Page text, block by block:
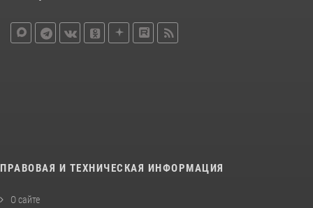
ПРАВОВАЯ И ТЕХНИЧЕСКАЯ ИНФОРМАЦИЯ
О сайте